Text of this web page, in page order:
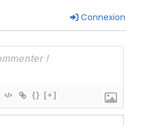
Connexion
{} [+]